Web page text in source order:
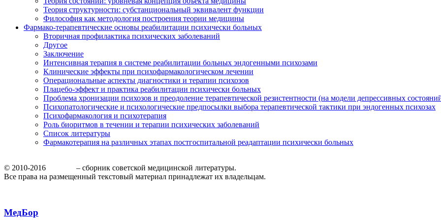
Теория структурности: субстанциональный эквивалент функции
Философия как методология построения теории медицины
Фармако-терапевтические основы реабилитации психически больных
Вторичная профилактика психических заболеваний
Другое
Заключение
Интенсивная терапия в системе реабилитации больных эндогенными психозами
Клинические эффекты при психофармакологическом лечении
Операциональные аспекты диагностики и терапии психозов
Плацебо-эффект и практика реабилитации психически больных
Проблема хронизации психозов и преодоление терапевтической резистентности (на модели депрессивных
Психопатологические и психологические предпосылки выбора терапевтической тактики при эндогенных психозах
Психофармакология и психотерапия
Роль биоритмов в течении и терапии психических заболеваний
Список литературы
Фармакотерапия на различных этапах постгоспитальной реадаптации психически больных
© 2010-2016
– сборник советской медицинской литературы.
Все права на размещенный текстовый материал принадлежат их владельцам.
МедБор